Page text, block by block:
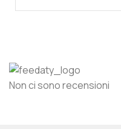
Non ci sono recensioni